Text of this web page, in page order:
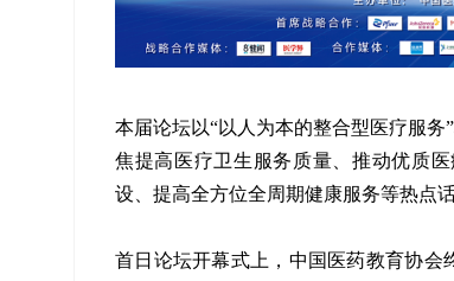
本届论坛以“以人为本的整合型医疗服
焦提高医疗卫生服务质量、推动优质
设、提高全方位全周期健康服务等热点话
首日论坛开幕式上，中国医药教育协会